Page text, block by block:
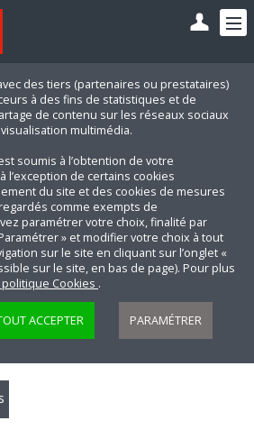
des tiers (partenaires ou prestataires)
à des fins de statistiques et de
de contenu sur les réseaux sociaux
multimédia.
soumis à l’obtention de votre
l’exception de certains cookies
du site et des cookies de mesures
comme exempts de
paramétrer votre choix, finalité par
» et modifier votre choix à tout
sur le site en cliquant sur l’onglet «
sur le site, en bas de page). Pour plus
Cookies .
ACCEPTER PARAMÉTRER